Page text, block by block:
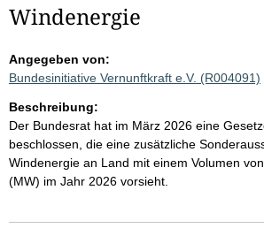
Windenergie
Angegeben von:
Bundesinitiative Vernunftkraft e.V. (R004091)
Beschreibung:
Der Bundesrat hat im März 2026 eine
beschlossen, die eine zusätzliche
Windenergie an Land mit einem Volumen
(MW) im Jahr 2026 vorsieht.